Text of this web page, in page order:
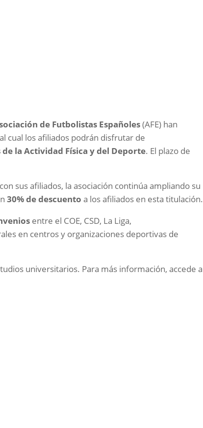
de Futbolistas Españoles(AFE) han
cual los afiliados podrán disfrutar de
de la Actividad Física y del Deporte. El plazo de
sus afiliados, la asociación continúa ampliando su
30% de descuento a los afiliados en esta titulación.
entre el COE, CSD, La Liga,
en centros y organizaciones deportivas de
universitarios. Para más información, accede a